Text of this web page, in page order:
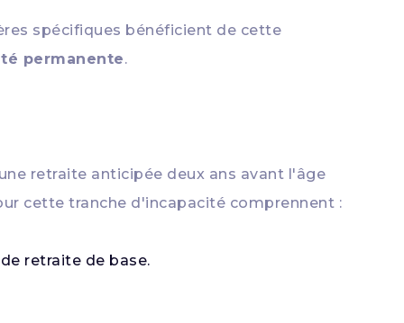
spécifiques bénéficient de cette
permanente.
retraite anticipée deux ans avant l'âge
cette tranche d'incapacité comprennent :
retraite de base.